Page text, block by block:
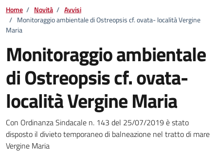
Home / Novità / Avvisi
/ Monitoraggio ambientale di Ostreopsis cf. ovata- località Vergine
Maria
Monitoraggio ambientale
di Ostreopsis cf. ovata-
località Vergine Maria
Dettagli della notizia
Con Ordinanza Sindacale n. 143 del 25/07/2019 è stato
disposto il divieto temporaneo di balneazione nel tratto di mare
Vergine Maria